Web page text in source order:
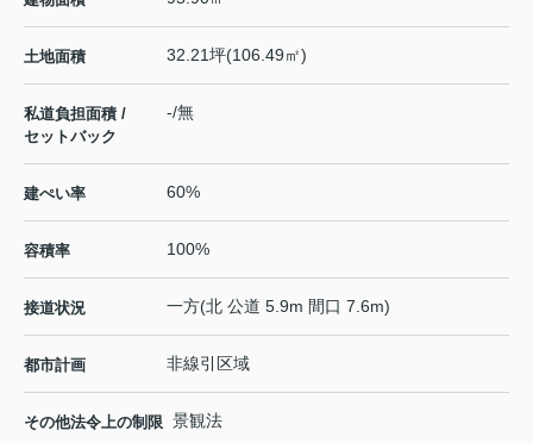
土地面積 32.21坪(106.49㎡)
私道負担面積 /
セットバック
-/無
建ぺい率 60%
容積率 100%
接道状況 一方(北 公道 5.9m 間口 7.6m)
都市計画 非線引区域
その他法令上の制限 景観法